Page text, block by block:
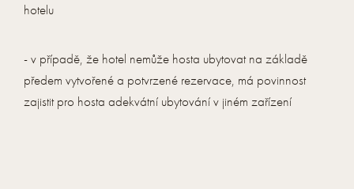
hotelu
- v případě, že hotel nemůže hosta ubytovat na základě
předem vytvořené a potvrzené rezervace, má povinnost
zajistit pro hosta adekvátní ubytování v jiném zařízení